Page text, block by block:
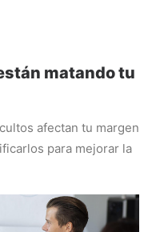
matando tu
afectan tu margen
para mejorar la